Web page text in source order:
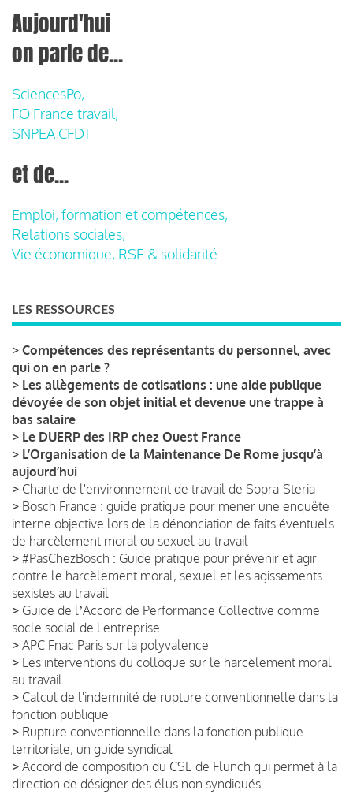
Aujourd'hui
on parle de...
SciencesPo,
FO France travail,
SNPEA CFDT
et de...
Emploi, formation et compétences,
Relations sociales,
Vie économique, RSE & solidarité
LES RESSOURCES
> Compétences des représentants du personnel, avec
qui on en parle ?
> Les allègements de cotisations : une aide publique
dévoyée de son objet initial et devenue une trappe à
bas salaire
> Le DUERP des IRP chez Ouest France
> L’Organisation de la Maintenance De Rome jusqu’à
aujourd’hui
> Charte de l'environnement de travail de Sopra-Steria
> Bosch France : guide pratique pour mener une enquête
interne objective lors de la dénonciation de faits éventuels
de harcèlement moral ou sexuel au travail
> #PasChezBosch : Guide pratique pour prévenir et agir
contre le harcèlement moral, sexuel et les agissements
sexistes au travail
> Guide de lʼAccord de Performance Collective comme
socle social de l'entreprise
> APC Fnac Paris sur la polyvalence
> Les interventions du colloque sur le harcèlement moral
au travail
> Calcul de l'indemnité de rupture conventionnelle dans la
fonction publique
> Rupture conventionnelle dans la fonction publique
territoriale, un guide syndical
> Accord de composition du CSE de Flunch qui permet à la
direction de désigner des élus non syndiqués